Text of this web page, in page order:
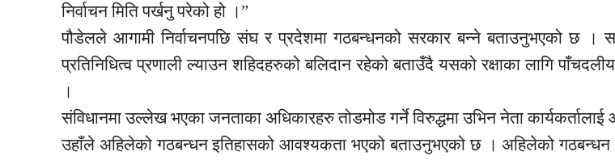
निर्वाचन मिति पर्खनु परेको हो ।”
पौडेलले आगामी निर्वाचनपछि संघ र प्रदेशमा गठबन्धनको सरकार बन्ने बताउनुभएको छ ।
प्रतिनिधित्व प्रणाली ल्याउन शहिदहरुको बलिदान रहेको बताउँदै यसको रक्षाका लागि
।
संविधानमा उल्लेख भएका जनताका अधिकारहरु तोडमोड गर्ने विरुद्धमा उभिन नेता कार्यकर्तालाई
उहाँले अहिलेको गठबन्धन इतिहासको आवश्यकता भएको बताउनुभएको छ । अहिलेको गठबन्धन